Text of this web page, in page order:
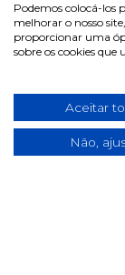
Podemos colocá-los
melhorar o nosso
proporcionar uma
sobre os cookies
Aceitar
Não,